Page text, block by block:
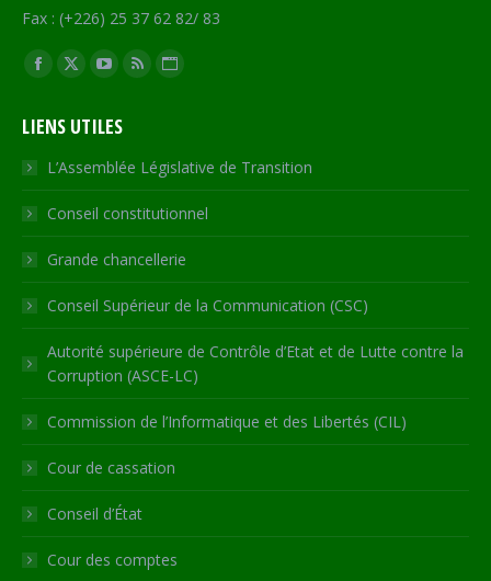
Fax : (+226) 25 37 62 82/ 83
Trouvez nous sur :
Facebook
opens
in
new
window
X
opens
in
new
window
YouTube
opens
in
new
window
RSS
in
new
window
Site
opens
in
new
LIENS UTILES
L’Assemblée Législative de Transition
Conseil constitutionnel
Grande chancellerie
Conseil Supérieur de la Communication (CSC)
Autorité supérieure de Contrôle d’Etat et de Lutte contre la
Corruption (ASCE-LC)
Commission de l’Informatique et des Libertés (CIL)
Cour de cassation
Conseil d’État
Cour des comptes